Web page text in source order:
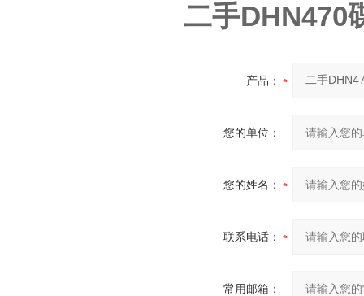
二手DHN470
产品：
您的单位：
您的姓名：
联系电话：
常用邮箱：